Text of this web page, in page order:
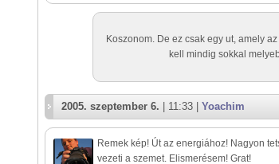
Koszonom. De ez csak egy ut, amely
kell mindig sokkal
2005. szeptember 6. | 11:33 | Yoachim
Remek kép! Út az energiához! Nagyon
vezeti a szemet. Elismerésem! Grat!